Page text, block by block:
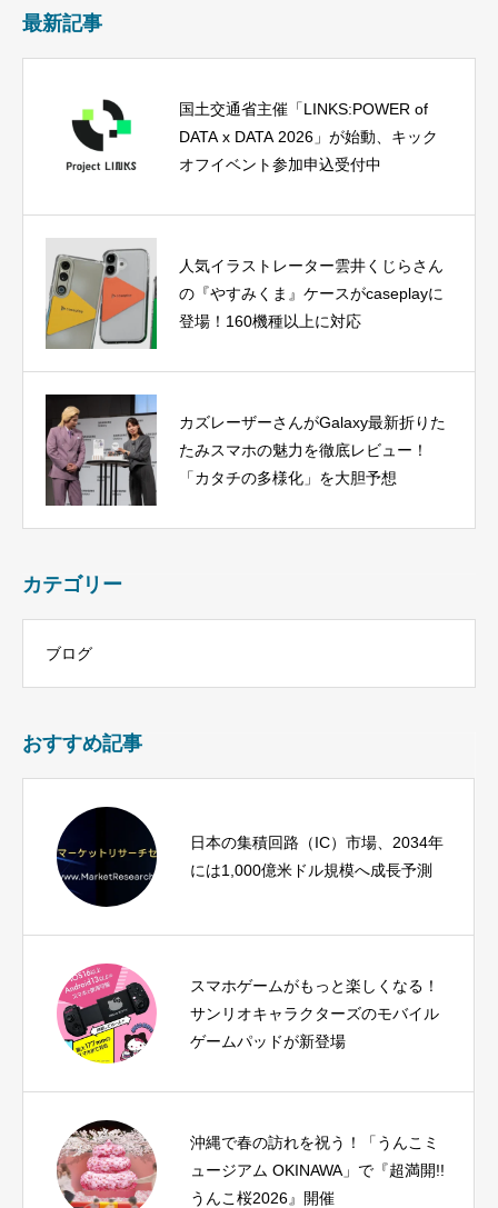
最新記事
国土交通省主催「LINKS:POWER of
DATA x DATA 2026」が始動、キック
オフイベント参加申込受付中
人気イラストレーター雲井くじらさん
の『やすみくま』ケースがcaseplayに
登場！160機種以上に対応
カズレーザーさんがGalaxy最新折りた
たみスマホの魅力を徹底レビュー！
「カタチの多様化」を大胆予想
カテゴリー
ブログ
おすすめ記事
日本の集積回路（IC）市場、2034年
には1,000億米ドル規模へ成長予測
スマホゲームがもっと楽しくなる！
サンリオキャラクターズのモバイル
ゲームパッドが新登場
沖縄で春の訪れを祝う！「うんこミ
ュージアム OKINAWA」で『超満開!!
うんこ桜2026』開催